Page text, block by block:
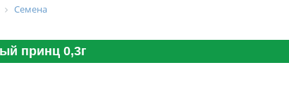
Семена
принц 0,3г